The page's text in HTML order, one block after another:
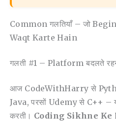
Common गलतियाँ – जो
Waqt Karte Hain
गलती #1 – Platform बदलते
आज CodeWithHarry से
Java, परसों Udemy से C++ –
करती। Coding Sikhne Ke